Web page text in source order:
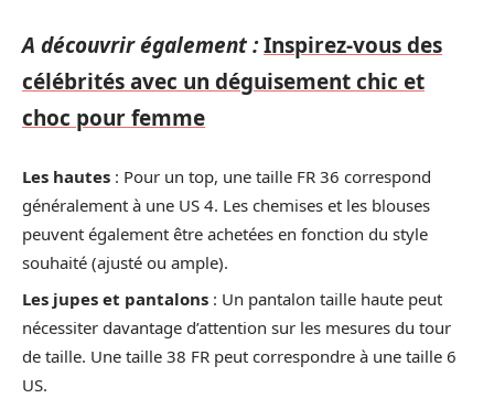
A découvrir également :Inspirez-vous des
célébrités avec un déguisement chic et
choc pour femme
Les hautes : Pour un top, une taille FR 36 correspond
généralement à une US 4. Les chemises et les blouses
peuvent également être achetées en fonction du style
souhaité (ajusté ou ample).
Les jupes et pantalons : Un pantalon taille haute peut
nécessiter davantage d’attention sur les mesures du tour
de taille. Une taille 38 FR peut correspondre à une taille 6
US.